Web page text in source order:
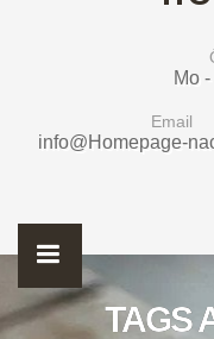
Mo
Email
info@Homepage-
TAGS